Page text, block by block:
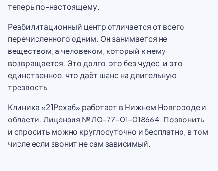
теперь по-настоящему.
Реабилитационный центр отличается от всего
перечисленного одним. Он занимается не
веществом, а человеком, который к нему
возвращается. Это долго, это без чудес, и это
единственное, что даёт шанс на длительную
трезвость.
Клиника «21Рехаб» работает в Нижнем Новгороде и
области. Лицензия № ЛО-77-01-018664. Позвонить
и спросить можно круглосуточно и бесплатно, в том
числе если звонит не сам зависимый.